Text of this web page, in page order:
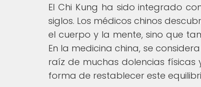
El Chi Kung ha sido integrado
siglos. Los médicos chinos
el cuerpo y la mente, sino que
En la medicina china, se
raíz de muchas dolencias físicas
forma de restablecer este